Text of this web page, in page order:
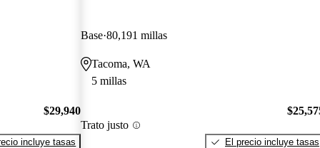
$29,940
incluye tasas
Base 80,191 millas
Tacoma, WA
5 millas
Trato justo
El precio incluye tasas